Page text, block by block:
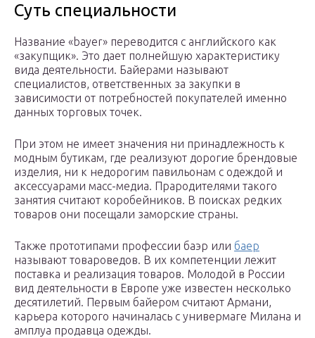
Суть специальности
Название «bayer» переводится с английского как
«закупщик». Это дает полнейшую характеристику
вида деятельности. Байерами называют
специалистов, ответственных за закупки в
зависимости от потребностей покупателей именно
данных торговых точек.
При этом не имеет значения ни принадлежность к
модным бутикам, где реализуют дорогие брендовые
изделия, ни к недорогим павильонам с одеждой и
аксессуарами масс-медиа. Прародителями такого
занятия считают коробейников. В поисках редких
товаров они посещали заморские страны.
Также прототипами профессии баэр или баер
называют товароведов. В их компетенции лежит
поставка и реализация товаров. Молодой в России
вид деятельности в Европе уже известен несколько
десятилетий. Первым байером считают Армани,
карьера которого начиналась с универмаге Милана и
амплуа продавца одежды.